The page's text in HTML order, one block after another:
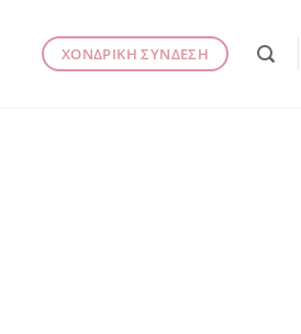
ΧΟΝΔΡΙΚΗ ΣΥΝΔΕΣΗ